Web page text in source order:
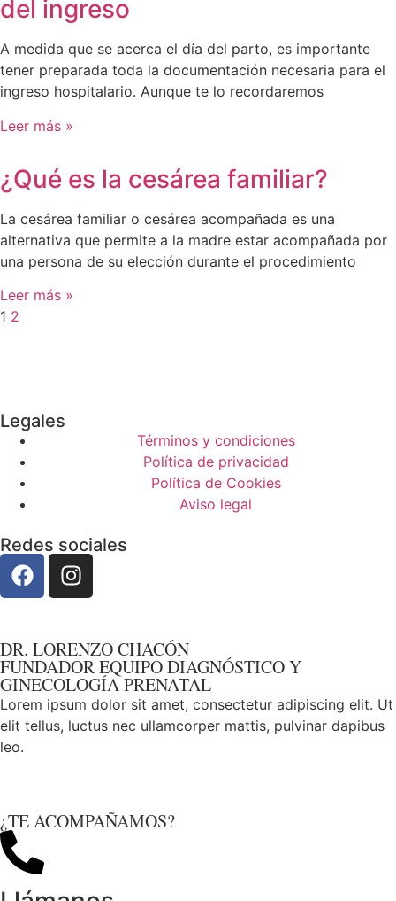
del ingreso
A medida que se acerca el día del parto, es importante
tener preparada toda la documentación necesaria para el
ingreso hospitalario. Aunque te lo recordaremos
Leer más »
¿Qué es la cesárea familiar?
La cesárea familiar o cesárea acompañada es una
alternativa que permite a la madre estar acompañada por
una persona de su elección durante el procedimiento
Leer más »
1 2
Legales
Términos y condiciones
Política de privacidad
Política de Cookies
Aviso legal
Redes sociales
DR. LORENZO CHACÓN
FUNDADOR EQUIPO DIAGNÓSTICO Y
GINECOLOGÍA PRENATAL
Lorem ipsum dolor sit amet, consectetur adipiscing elit. Ut
elit tellus, luctus nec ullamcorper mattis, pulvinar dapibus
leo.
¿TE ACOMPAÑAMOS?